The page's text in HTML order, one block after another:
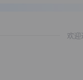
欢迎